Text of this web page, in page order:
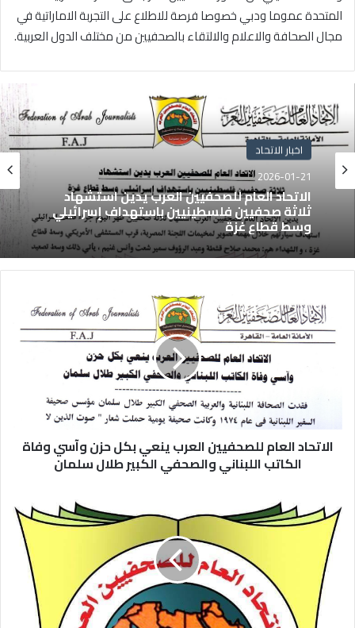
المتحدة عموما ودبي خصوصا فرصة للاطلاع على التجربة الاماراتية في
مجال الصحافة والاعلام والالتقاء بالصحفيين من مختلف الدول العربية.
اخبار الاتحاد
2026-01-21
الاتحاد العام للصحفيين العرب يدين استشهاد
ثلاثة صحفيين فلسطينيين باستهداف إسرائيلي
وسط قطاع غزة
الاتحاد العام للصحفيين العرب ينعي بكل حزن وآسي وفاة
الكاتب اللبناني والصحفي الكبير طلال سلمان